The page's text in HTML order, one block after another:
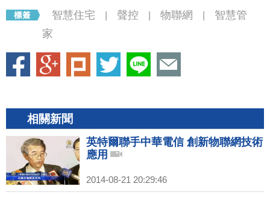
智慧住宅 聲控 物聯網
智慧管
家
相關新聞
英特爾聯手中華電信 創新物聯網技術
應用
2014-08-21 20:29:46